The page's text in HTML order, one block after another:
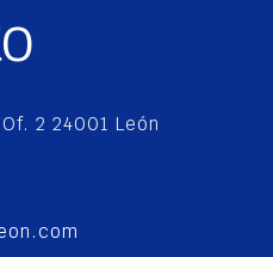
2 24001 León